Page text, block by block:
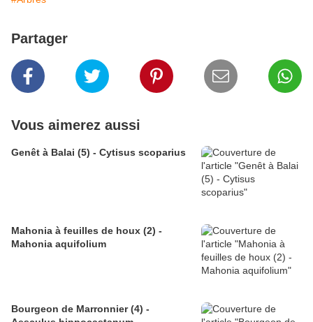
Partager
Vous aimerez aussi
Genêt à Balai (5) - Cytisus scoparius
Mahonia à feuilles de houx (2) -
Mahonia aquifolium
Bourgeon de Marronnier (4) -